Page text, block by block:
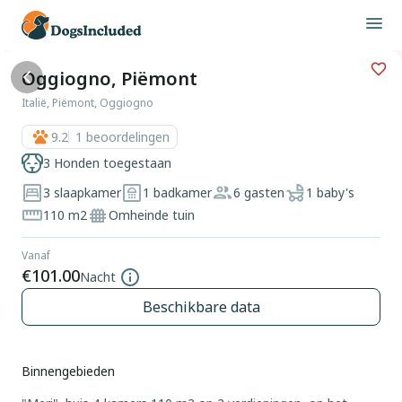
Oggiogno, Piëmont
Italië, Piëmont, Oggiogno
9.2 1 beoordelingen
3 Honden toegestaan
3 slaapkamer
1 badkamer 6 gasten
1 baby's
110 m2
Omheinde tuin
Vanaf
€101.00Nacht
Beschikbare data
Binnengebieden